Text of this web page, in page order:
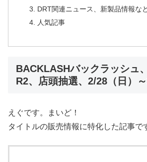
DRT関連ニュース、新製品情報な
人気記事
BACKLASHバックラッシュ
R2、店頭抽選、2/28（日）～
えぐです。まいど！
タイトルの販売情報に特化した記事で